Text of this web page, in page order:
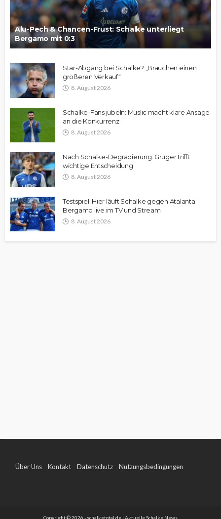
Alu-Pech & Chancen-Frust: Schalke unterliegt
Bergamo mit 0:3
Star-Abgang bei Schalke? „Brauchen einen
größeren Verkauf“
8. August 2026
Schalke-Fans jubeln: Muslic macht klare Ansage
an die Konkurrenz
8. August 2026
Nach Schalke-Degradierung: Grüger trifft
wichtige Entscheidung
8. August 2026
Testspiel: Hier läuft Schalke gegen Atalanta
Bergamo live im TV und Stream
8. August 2026
Über Uns Kontakt Datenschutz Nutzungsbedingungen
Copyright © 2026 - schalketotal.de | Aktuelle Schalke News